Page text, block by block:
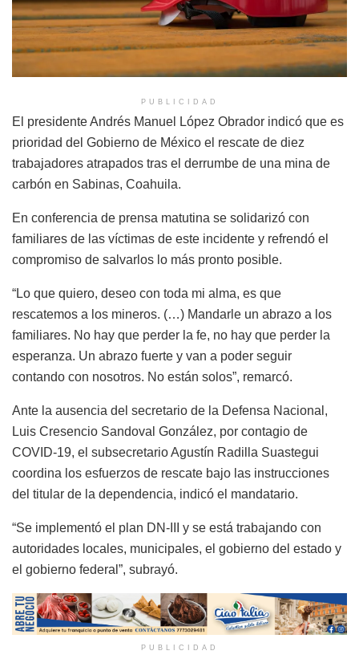
PUBLICIDAD
El presidente Andrés Manuel López Obrador indicó que es
prioridad del Gobierno de México el rescate de diez
trabajadores atrapados tras el derrumbe de una mina de
carbón en Sabinas, Coahuila.
En conferencia de prensa matutina se solidarizó con
familiares de las víctimas de este incidente y refrendó el
compromiso de salvarlos lo más pronto posible.
“Lo que quiero, deseo con toda mi alma, es que
rescatemos a los mineros. (…) Mandarle un abrazo a los
familiares. No hay que perder la fe, no hay que perder la
esperanza. Un abrazo fuerte y van a poder seguir
contando con nosotros. No están solos”, remarcó.
Ante la ausencia del secretario de la Defensa Nacional,
Luis Cresencio Sandoval González, por contagio de
COVID-19, el subsecretario Agustín Radilla Suastegui
coordina los esfuerzos de rescate bajo las instrucciones
del titular de la dependencia, indicó el mandatario.
“Se implementó el plan DN-III y se está trabajando con
autoridades locales, municipales, el gobierno del estado y
el gobierno federal”, subrayó.
PUBLICIDAD